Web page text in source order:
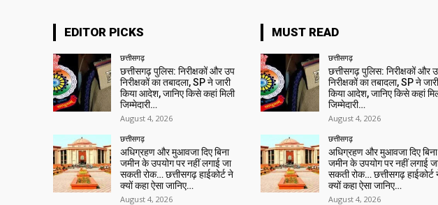
EDITOR PICKS
छत्तीसगढ़
छत्तीसगढ़ पुलिस: निरीक्षकों और उप
निरीक्षकों का तबादला, SP ने जारी
किया आदेश, जानिए किसे कहां मिली
जिम्मेदारी…
August 4, 2026
छत्तीसगढ़
अधिग्रहण और मुआवजा दिए बिना
जमीन के उपयोग पर नहीं लगाई जा
सकती रोक… छत्तीसगढ़ हाईकोर्ट ने
क्यों कहा ऐसा जानिए…
August 4, 2026
MUST READ
छत्तीसगढ़
छत्तीसगढ़ पुलिस: निरीक्षकों और
निरीक्षकों का तबादला, SP ने जारी
किया आदेश, जानिए किसे कहां
जिम्मेदारी…
August 4, 2026
छत्तीसगढ़
अधिग्रहण और मुआवजा दिए बिना
जमीन के उपयोग पर नहीं लगाई
सकती रोक… छत्तीसगढ़ हाईकोर्ट
क्यों कहा ऐसा जानिए…
August 4, 2026